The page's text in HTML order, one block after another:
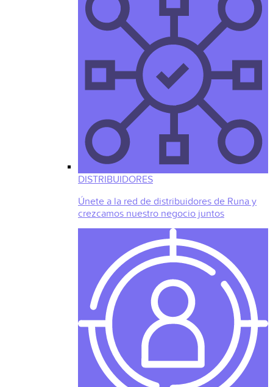
DISTRIBUIDORES
Únete a la red de distribuidores de Runa y
crezcamos nuestro negocio juntos